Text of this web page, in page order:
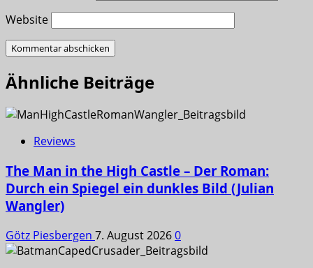
Website
Ähnliche Beiträge
Reviews
The Man in the High Castle – Der Roman:
Durch ein Spiegel ein dunkles Bild (Julian
Wangler)
Götz Piesbergen 7. August 20260